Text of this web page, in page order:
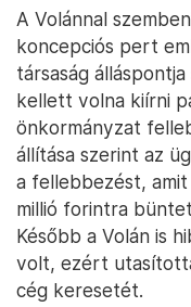
A Volánnal
koncepciós pert
társaság
kellett volna kiírni
önkormányzat
állítása szerint az
a fellebbezést,
millió forintra
Később a Volán is
volt, ezért
cég keresetét.